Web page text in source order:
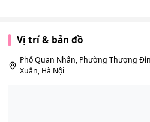
Vị trí & bản đồ
Phố Quan Nhân, Phường Thượng
Xuân, Hà Nội